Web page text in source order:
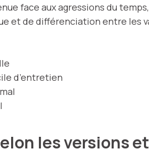
face aux agressions du
et de différenciation entre les
d’entretien
les versions